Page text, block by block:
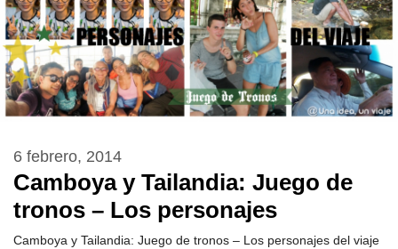
Camboya y Tailandia: Juego de
tronos – Los personajes
6 febrero, 2014
Camboya y Tailandia: Juego de tronos – Los personajes del viaje